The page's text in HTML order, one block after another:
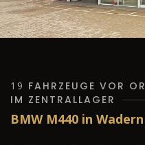
19 FAHRZEUGE VOR
IM ZENTRALLAGER
BMW M440 in